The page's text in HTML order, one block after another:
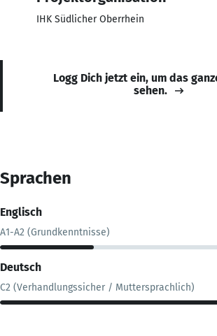
IHK Südlicher Oberrhein
Logg Dich jetzt ein, um das
sehen.
Sprachen
Englisch
A1-A2 (Grundkenntnisse)
Deutsch
C2 (Verhandlungssicher / Muttersprachlich)